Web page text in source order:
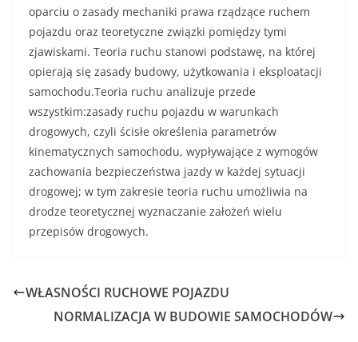
oparciu o zasady mechaniki prawa rządzące ruchem
pojazdu oraz teoretyczne związki pomiędzy tymi
zjawiskami. Teoria ruchu stanowi podstawę, na której
opierają się zasady budowy, użytkowania i eksploatacji
samochodu.Teoria ruchu analizuje przede
wszystkim:zasady ruchu pojazdu w warunkach
drogowych, czyli ścisłe określenia parametrów
kinematycznych samochodu, wypływające z wymogów
zachowania bezpieczeństwa jazdy w każdej sytuacji
drogowej; w tym zakresie teoria ruchu umożliwia na
drodze teoretycznej wyznaczanie założeń wielu
przepisów drogowych.
WŁASNOŚCI RUCHOWE POJAZDU
NORMALIZACJA W BUDOWIE SAMOCHODÓW